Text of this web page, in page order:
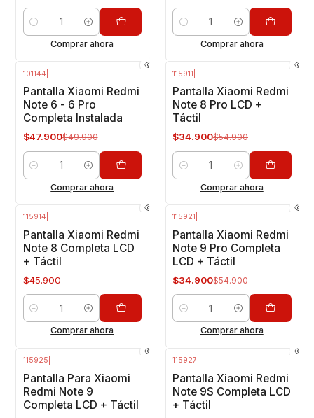
Cantidad
Comprar ahora
Cantidad
Comprar ahora
101144
Pantalla Xiaomi Redmi
Note 6 - 6 Pro
Completa Instalada
$47.900$49.900
Cantidad
Comprar ahora
115911
Pantalla Xiaomi Redmi
Note 8 Pro LCD +
Táctil
$34.900$54.900
Cantidad
Comprar ahora
115914
Pantalla Xiaomi Redmi
Note 8 Completa LCD
+ Táctil
$45.900
Cantidad
Comprar ahora
115921
Pantalla Xiaomi Redmi
Note 9 Pro Completa
LCD + Táctil
$34.900$54.900
Cantidad
Comprar ahora
115925
Pantalla Para Xiaomi
Redmi Note 9
Completa LCD + Táctil
115927
Pantalla Xiaomi Redmi
Note 9S Completa LCD
+ Táctil